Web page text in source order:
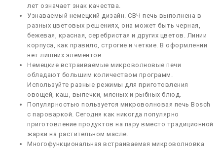
лет означает знак качества.
Узнаваемый немецкий дизайн. СВЧ печь выполнена в
разных цветовых решениях, она может быть черная,
бежевая, красная, серебристая и других цветов. Линии
корпуса, как правило, строгие и четкие. В оформлении
нет лишних элементов.
Немецкие встраиваемые микроволновые печи
обладают большим количеством программ.
Используйте разные режимы для приготовления
овощей, каш, выпечки, мясных и рыбных блюд.
Популярностью пользуется микроволновая печь Bosch
с пароваркой. Сегодня как никогда популярно
приготовление продуктов на пару вместо традиционной
жарки на растительном масле.
Многофункциональная встраиваемая микроволновка